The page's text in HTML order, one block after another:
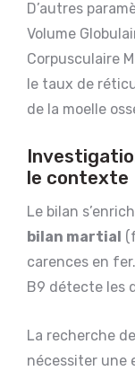
D’autres
Volume
Corpusculaire
le taux de
de la moelle
le contexte
Le bilan
bilan martial
carences en
B9 détecte les
La recherche
nécessiter une